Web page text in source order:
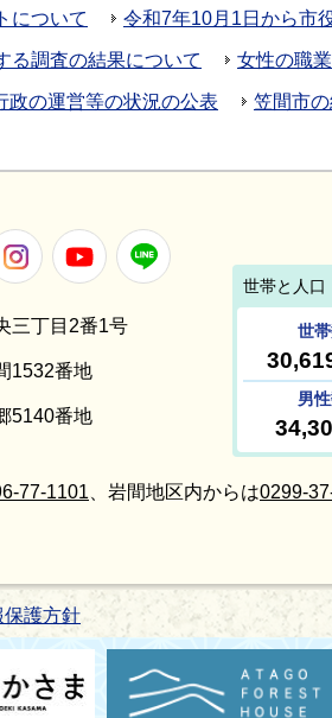
について 令和7年10月1日から市
る調査の結果について 女性の職
政の運営等の状況の公表 笠間市
InstagramYoutube
三丁目2番1号
1532番地
5140番地
77-1101 、岩間地区内からは0299-
保護方針